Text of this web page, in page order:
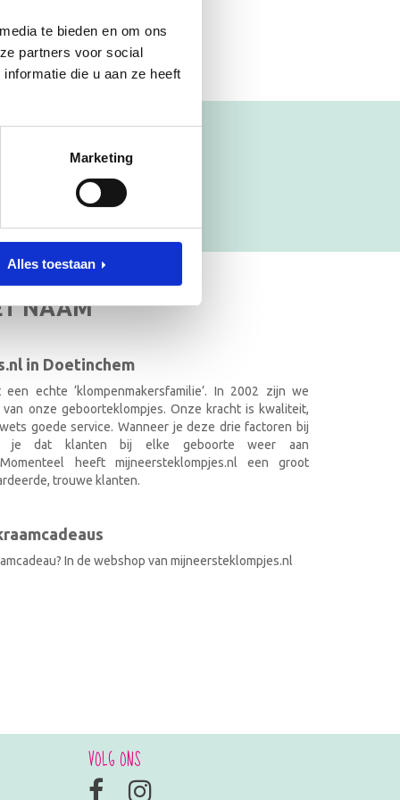
te bieden en om ons
partners voor social
die u aan ze heeft
Marketing
Alles toestaan
NAAM
in Doetinchem
echte ‘klompenmakersfamilie’. In 2002 zijn we
onze geboorteklompjes. Onze kracht is kwaliteit,
goede service. Wanneer je deze drie factoren bij
je dat klanten bij elke geboorte weer aan
heeft mijneersteklompjes.nl een groot
trouwe klanten.
In de webshop van mijneersteklompjes.nl
VOLG ONS